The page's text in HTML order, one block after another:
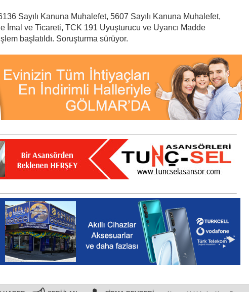
Sayılı Kanuna Muhalefet, 5607 Sayılı Kanuna Muhalefet,
İmal ve Ticareti, TCK 191 Uyuşturucu ve Uyarıcı Madde
başlatıldı. Soruşturma sürüyor.